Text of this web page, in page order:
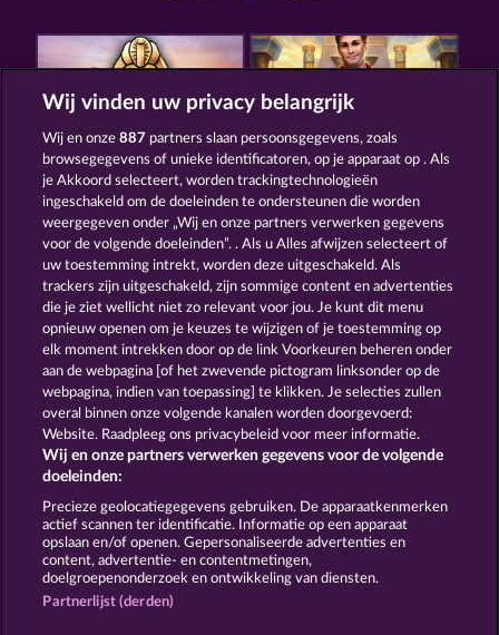
CLEOPATRA'S CROWN JACK POTTER AND THE BOOK OF DYNASTIES
JACK POTTER & THE BOOK OF DYNASTIES 6 PHARAOS RICHES
Algemene voorwaarden Privacyverklaring
Colofon Bedrijf FAQ Facebook
Terugbetalingsverzoek indienen
Wij vinden uw privacy belangrijk
Wij en onze887 partners slaan persoonsgegevens, zoals
browsegegevens of unieke identificatoren, op je apparaat op . Als
je Akkoord selecteert, worden trackingtechnologieën
ingeschakeld om de doeleinden te ondersteunen die worden
weergegeven onder „Wij en onze partners verwerken gegevens
voor de volgende doeleinden”. . Als u Alles afwijzen selecteert of
uw toestemming intrekt, worden deze uitgeschakeld. Als
trackers zijn uitgeschakeld, zijn sommige content en advertenties
die je ziet wellicht niet zo relevant voor jou. Je kunt dit menu
opnieuw openen om je keuzes te wijzigen of je toestemming op
elk moment intrekken door op de link Voorkeuren beheren onder
aan de webpagina [of het zwevende pictogram linksonder op de
webpagina, indien van toepassing] te klikken. Je selecties zullen
overal binnen onze volgende kanalen worden doorgevoerd:
Website. Raadpleeg ons privacybeleid voor meer informatie.
Wij en onze partners verwerken gegevens voor de volgende
doeleinden:
Precieze geolocatiegegevens gebruiken. De apparaatkenmerken
actief scannen ter identificatie. Informatie op een apparaat
opslaan en/of openen. Gepersonaliseerde advertenties en
content, advertentie- en contentmetingen,
doelgroepenonderzoek en ontwikkeling van diensten.
Partnerlijst (derden)